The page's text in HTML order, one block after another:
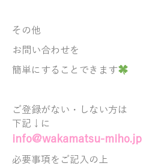
その他
お問い合わせを
簡単にすることできます
ご登録がない・しない方は
下記↓に
info@wakamatsu-miho.jp
必要事項をご記入の上